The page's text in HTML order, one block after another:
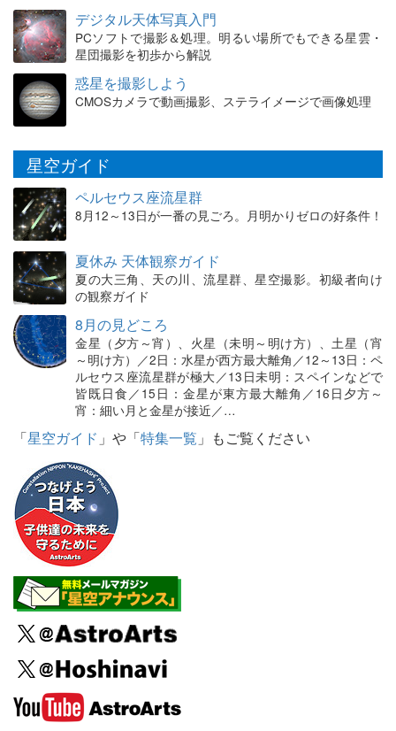
デジタル天体写真入門
PCソフトで撮影＆処理。明るい場所でもできる星雲・
星団撮影を初歩から解説
惑星を撮影しよう
CMOSカメラで動画撮影、ステライメージで画像処理
星空ガイド
ペルセウス座流星群
8月12～13日が一番の見ごろ。月明かりゼロの好条件！
夏休み 天体観察ガイド
夏の大三角、天の川、流星群、星空撮影。初級者向け
の観察ガイド
8月の見どころ
金星（夕方～宵）、火星（未明～明け方）、土星（宵
～明け方）／2日：水星が西方最大離角／12～13日：ペ
ルセウス座流星群が極大／13日未明：スペインなどで
皆既日食／15日：金星が東方最大離角／16日夕方～
宵：細い月と金星が接近／…
「星空ガイド 」や「特集一覧 」もご覧ください